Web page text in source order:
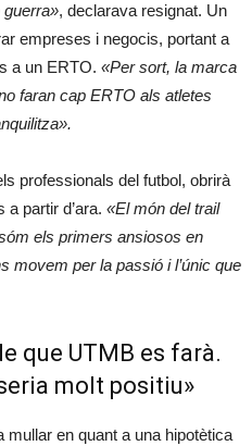
guerra», declarava resignat. Un
empreses i negocis, portant a
a un ERTO. «Per sort, la marca
faran cap ERTO als atletes
professionals del futbol, obrirà
partir d’ara. «El món del trail
els primers ansiosos en
movem per la passió i l’únic que
que UTMB es farà.
molt positiu»
mullar en quant a una hipotètica